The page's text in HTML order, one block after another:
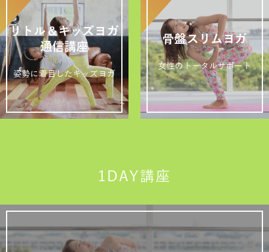
リトル＆キッズヨガ
通信講座
姿勢に着目したキッズヨガ
骨盤スリムヨガ
女性のトータルサポート
1DAY講座